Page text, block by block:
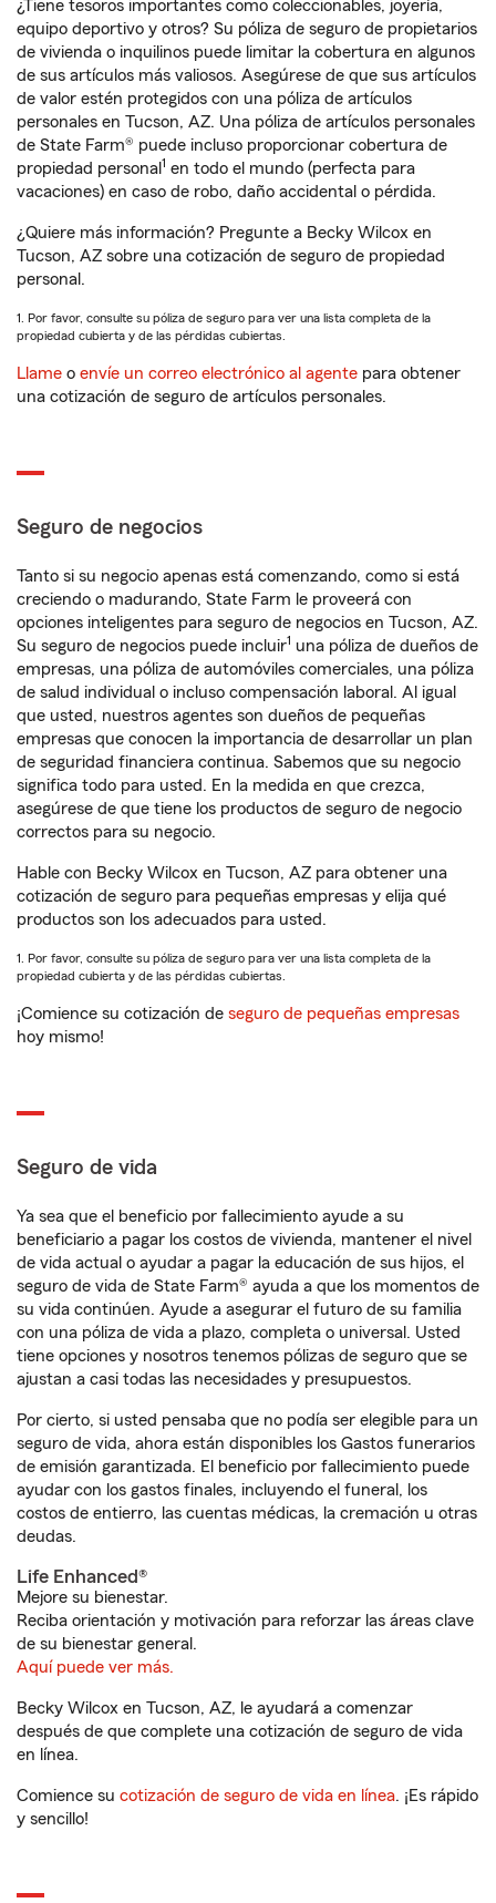
¿Tiene tesoros importantes como coleccionables, joyería,
equipo deportivo y otros? Su póliza de seguro de propietarios
de vivienda o inquilinos puede limitar la cobertura en algunos
de sus artículos más valiosos. Asegúrese de que sus artículos
de valor estén protegidos con una póliza de artículos
personales en Tucson, AZ. Una póliza de artículos personales
de State Farm® puede incluso proporcionar cobertura de
propiedad personal 1 en todo el mundo (perfecta para
vacaciones) en caso de robo, daño accidental o pérdida.
¿Quiere más información? Pregunte a Becky Wilcox en
Tucson, AZ sobre una cotización de seguro de propiedad
personal.
1. Por favor, consulte su póliza de seguro para ver una lista completa de la
propiedad cubierta y de las pérdidas cubiertas.
Llame o envíe un correo electrónico al agente para obtener
una cotización de seguro de artículos personales.
Seguro de negocios
Tanto si su negocio apenas está comenzando, como si está
creciendo o madurando, State Farm le proveerá con
opciones inteligentes para seguro de negocios en Tucson, AZ.
Su seguro de negocios puede incluir1 una póliza de dueños de
empresas, una póliza de automóviles comerciales, una póliza
de salud individual o incluso compensación laboral. Al igual
que usted, nuestros agentes son dueños de pequeñas
empresas que conocen la importancia de desarrollar un plan
de seguridad financiera continua. Sabemos que su negocio
significa todo para usted. En la medida en que crezca,
asegúrese de que tiene los productos de seguro de negocio
correctos para su negocio.
Hable con Becky Wilcox en Tucson, AZ para obtener una
cotización de seguro para pequeñas empresas y elija qué
productos son los adecuados para usted.
1. Por favor, consulte su póliza de seguro para ver una lista completa de la
propiedad cubierta y de las pérdidas cubiertas.
¡Comience su cotización de seguro de pequeñas empresas
hoy mismo!
Seguro de vida
Ya sea que el beneficio por fallecimiento ayude a su
beneficiario a pagar los costos de vivienda, mantener el nivel
de vida actual o ayudar a pagar la educación de sus hijos, el
seguro de vida de State Farm® ayuda a que los momentos de
su vida continúen. Ayude a asegurar el futuro de su familia
con una póliza de vida a plazo, completa o universal. Usted
tiene opciones y nosotros tenemos pólizas de seguro que se
ajustan a casi todas las necesidades y presupuestos.
Por cierto, si usted pensaba que no podía ser elegible para un
seguro de vida, ahora están disponibles los Gastos funerarios
de emisión garantizada. El beneficio por fallecimiento puede
ayudar con los gastos finales, incluyendo el funeral, los
costos de entierro, las cuentas médicas, la cremación u otras
deudas.
Life Enhanced®
Mejore su bienestar.
Reciba orientación y motivación para reforzar las áreas clave
de su bienestar general.
Aquí puede ver más.
Becky Wilcox en Tucson, AZ, le ayudará a comenzar
después de que complete una cotización de seguro de vida
en línea.
Comience su cotización de seguro de vida en línea. ¡Es rápido
y sencillo!